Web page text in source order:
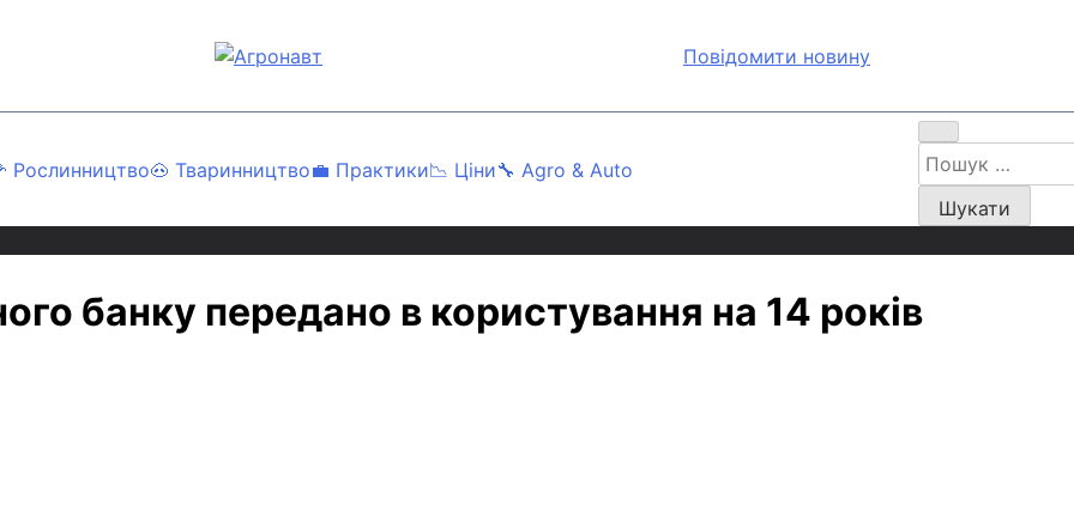
Повідомити новину
Рослинництво🐽 Тваринництво💼 Практики📉 Ціни🔧 Agro & Auto
Пошук:
банку передано в користування на 14 років